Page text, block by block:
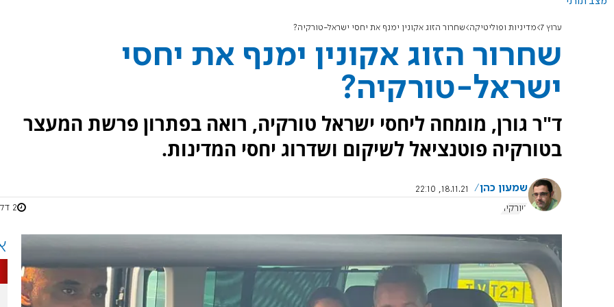
ערוץ 7 מדיניות ופוליטיקה שחרור הזוג אקונין ימנף את יחסי ישראל-טורקיה?
שחרור הזוג אקונין ימנף את יחסי
ישראל-טורקיה?
ד"ר גורן, מומחה ליחסי ישראל טורקיה, רואה בפתרון פרשת המעצר
בטורקיה פוטנציאל לשיקום ושדרוג יחסי המדינות.
שמעון כהן
18.11.21, 22:10
טורקיה
2 דקות